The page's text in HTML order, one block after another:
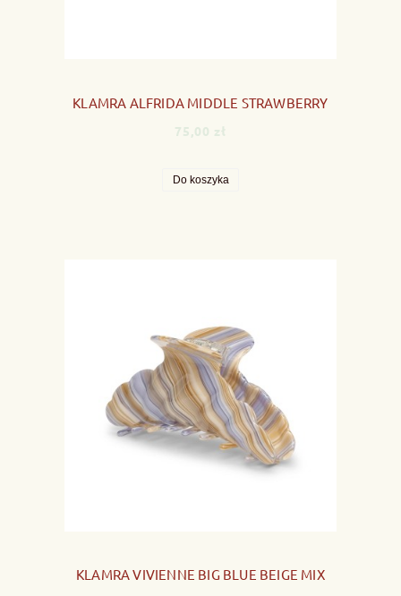
KLAMRA ALFRIDA MIDDLE STRAWBERRY
75,00 zł
Do koszyka
KLAMRA VIVIENNE BIG BLUE BEIGE MIX